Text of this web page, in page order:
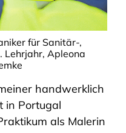
für Sanitär-,
Lehrjahr, Apleona
handwerklich
in Portugal
als Malerin